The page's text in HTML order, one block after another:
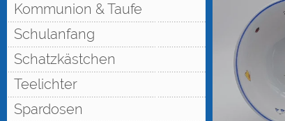
Kommunion & Taufe
Schulanfang
Schatzkästchen
Teelichter
Spardosen